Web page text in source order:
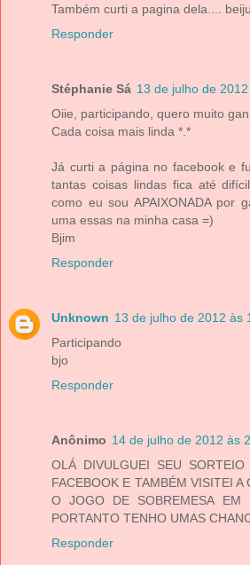
Também curti a pagina dela....
Responder
Stéphanie Sá 13 de julho de
Oiie, participando, quero muito
Cada coisa mais linda *.*
Já curti a página no facebook e
tantas coisas lindas fica até
como eu sou APAIXONADA por
uma essas na minha casa =)
Bjim
Responder
Unknown 13 de julho de 2012 às
Participando
bjo
Responder
Anônimo 14 de julho de 2012 às
OLÁ DIVULGUEI SEU
FACEBOOK E TAMBÉM VISITEI A
O JOGO DE SOBREMESA EM
PORTANTO TENHO UMAS
Responder